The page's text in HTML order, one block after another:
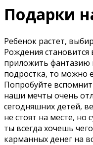
Подарки
Ребенок растет,
Рождения становится
приложить фантазию
подростка, то можно
Попробуйте
наши мечты очень
сегодняшних детей,
не стоят на месте, но
ты всегда хочешь
карманных денег на